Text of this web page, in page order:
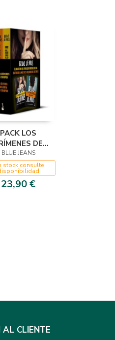
PACK LOS
DE
CHOPIN + LA
MELODÍA
CHOPIN
BLUE JEANS
stock consulte
23,90 €
AL CLIENTE